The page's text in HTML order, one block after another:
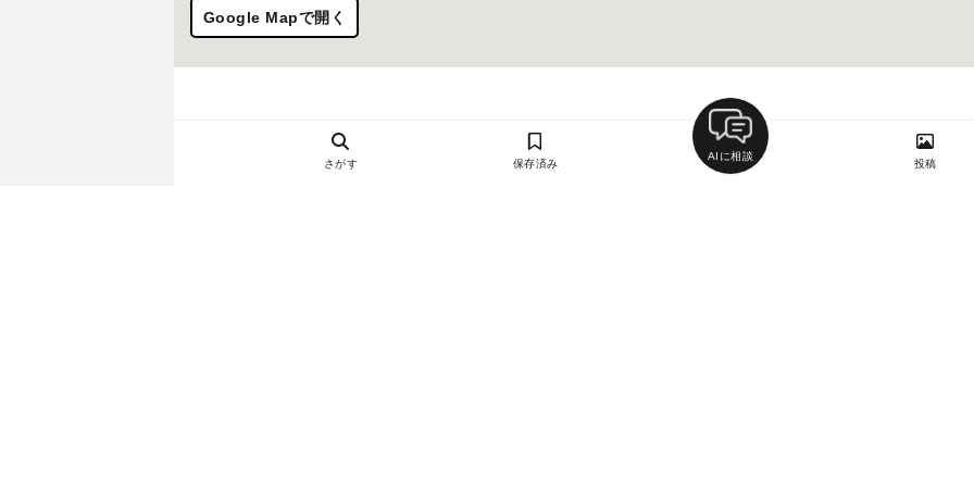
Google Mapで開く
さがす 保存済み
AIに相談
投稿